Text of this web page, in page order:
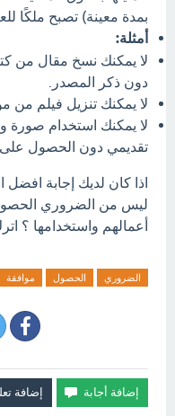
بمدة معينة) تصبح ملكًا
أمثلة:
لا يمكنك نسخ مقال من
دون ذكر المصدر.
لا يمكنك تنزيل فيلم من
لا يمكنك استخدام صورة
تقديمي دون الحصول
اذا كان لديك إجابة
ليس من الضروري
أعمالهم واستخدامها ؟
الضروري الحصول موافقة